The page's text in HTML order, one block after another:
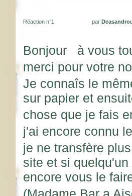
Réaction n°1 par
Bonjour à vous
merci pour votre
Je connaîs le
sur papier et
chose que je fais
j'ai encore connu
je ne transfère
site et si
encore vous le